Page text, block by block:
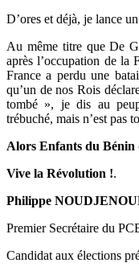
D’ores et déjà, je lance
Au même titre que De
après l’occupation de la
France a perdu une
qu’un de nos Rois
tombé », je dis au
trébuché, mais n’est pas
Alors Enfants du Bénin
Vive la Révolution !.
Philippe
Premier Secrétaire du
Candidat aux élections